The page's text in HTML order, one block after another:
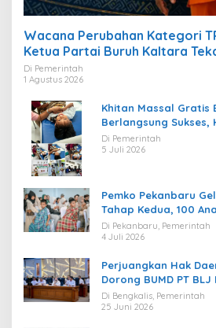
Wacana Perubahan Kategori
Ketua Partai Buruh Kaltara
Regulasi
Di Pemerintah
1 Agustus 2026
Khitan Massal Gratis Baznas Berau
Berlangsung Sukses,
Kebahagiaan bagi
Di Pemerintah
5 Juli 2026
Pemko Pekanbaru
Tahap Kedua, 100
Di Pekanbaru, Pemerintah
4 Juli 2026
Perjuangkan Hak
Dorong BUMD PT
Migas
Di Bengkalis, Pemerintah
25 Juni 2026